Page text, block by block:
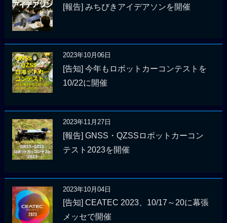
[報告] みちびきアイデアソンを開催
2023年10月06日
[告知] 今年もロボットカーコンテストを
10/22に開催
2023年11月27日
[報告] GNSS・QZSSロボットカーコン
テスト2023を開催
2023年10月04日
[告知] CEATEC 2023、10/17～20に幕張
メッセで開催